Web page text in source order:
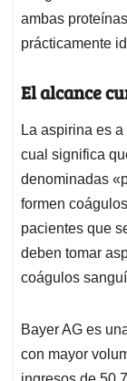
ambas
prácticamente
El alcance
La aspirina es
cual significa
denominadas
formen
pacientes que
deben tomar
coágulos
Bayer AG es
con mayor